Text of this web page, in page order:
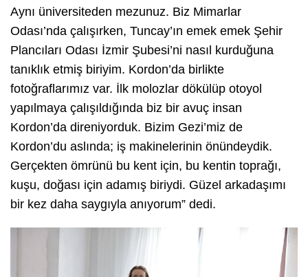
Aynı üniversiteden mezunuz. Biz Mimarlar
Odası’nda çalışırken, Tuncay’ın emek emek Şehir
Plancıları Odası İzmir Şubesi’ni nasıl kurduğuna
tanıklık etmiş biriyim. Kordon’da birlikte
fotoğraflarımız var. İlk molozlar dökülüp otoyol
yapılmaya çalışıldığında biz bir avuç insan
Kordon’da direniyorduk. Bizim Gezi’miz de
Kordon’du aslında; iş makinelerinin önündeydik.
Gerçekten ömrünü bu kent için, bu kentin toprağı,
kuşu, doğası için adamış biriydi. Güzel arkadaşımı
bir kez daha saygıyla anıyorum” dedi.